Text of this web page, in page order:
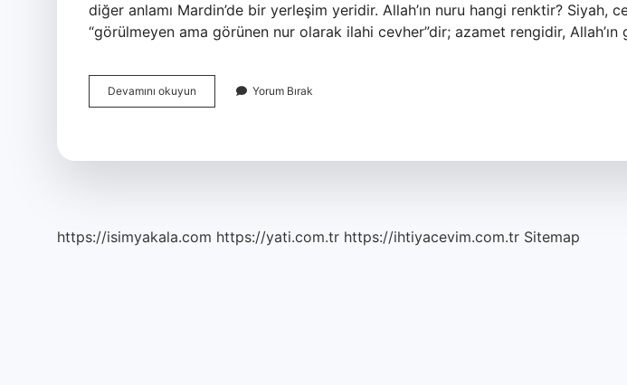
diğer anlamı Mardin’de bir yerleşim yeridir. Allah’ın nuru hangi renktir? Siyah,
“görülmeyen ama görünen nur olarak ilahi cevher”dir; azamet rengidir,
Devamını okuyun
Inmiş
Yorum Bırak
https://isimyakala.com https://yati.com.tr https://ihtiyacevim.com.tr Sitemap